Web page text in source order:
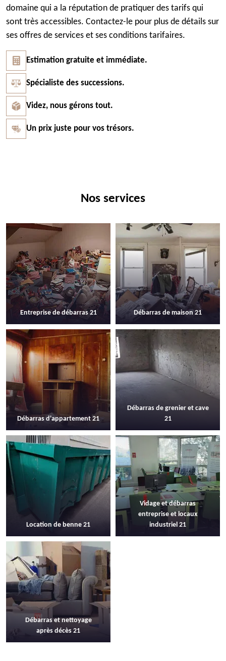
domaine qui a la réputation de pratiquer des tarifs qui
sont très accessibles. Contactez-le pour plus de détails sur
ses offres de services et ses conditions tarifaires.
Estimation gratuite et immédiate.
Spécialiste des successions.
Videz, nous gérons tout.
Un prix juste pour vos trésors.
Nos services
Entreprise de débarras 21 Débarras de maison 21
Débarras d'appartement 21
Débarras de grenier et cave
21
Location de benne 21
Vidage et débarras
entreprise et locaux
industriel 21
Débarras et nettoyage
après décès 21